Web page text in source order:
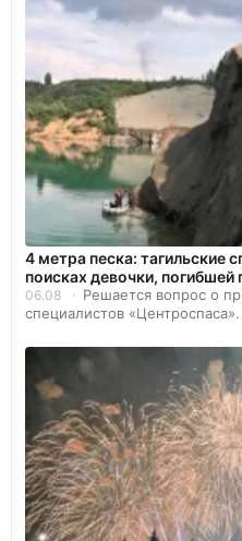
4 метра песка: тагильские
поисках девочки, погибшей
06.08
Решается вопрос о
специалистов «Центроспаса».